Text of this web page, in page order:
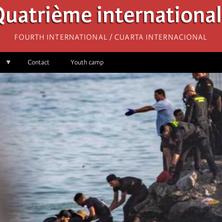
Fourth International / Cuarta Internacional
Contact Youth camp